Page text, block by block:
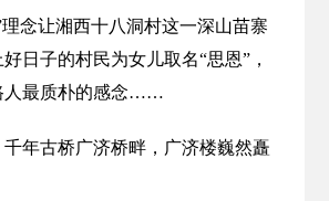
理念让湘西十八洞村这一深山苗寨
日子的村民为女儿取名“思恩”，
人最质朴的感念……
千年古桥广济桥畔，广济楼巍然矗